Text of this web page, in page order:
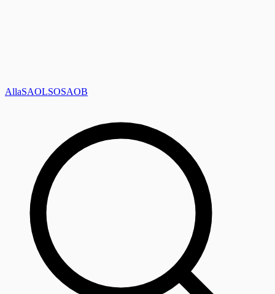
AllaSAOLSOSAOB